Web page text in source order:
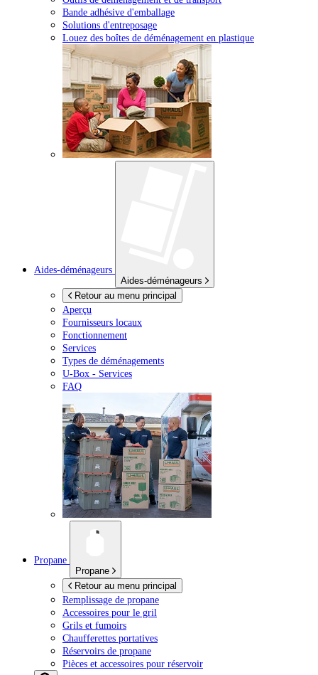
Bande adhésive d'emballage
Solutions d'entreposage
Louez des boîtes de déménagement en plastique
Aides-déménageurs
Aides-déménageurs
Retour au menu principal
Aperçu
Fournisseurs locaux
Fonctionnement
Services
Types de déménagements
U-Box - Services
FAQ
Propane
Propane
Retour au menu principal
Remplissage de propane
Accessoires pour le gril
Grils et fumoirs
Chaufferettes portatives
Réservoirs de propane
Pièces et accessoires pour réservoir